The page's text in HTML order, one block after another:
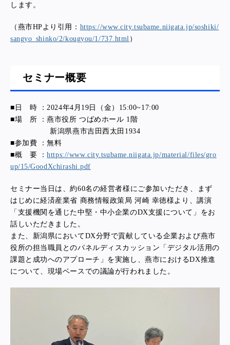
します。
（燕市HPより引用： https://www.city.tsubame.niigata.jp/soshiki/
sangyo_shinko/2/kougyou/1/737.html ）
セミナー概要
■日 時 ：2024年4月19日（金）15:00~17:00
■場 所 ：燕市役所 つばめホール 1階
新潟県燕市吉田西太田1934
■参加費 ：無料
■概 要 ：https://www.city.tsubame.niigata.jp/material/files/gro
up/15/GoodXchirashi.pdf
セミナー当日は、約60名の経営者様にご参加いただき、まず
はじめに経済産業省 商務情報政策局 河崎 幸徳様より、講演
「支援機関を通じた中堅・中小企業のDX支援について」をお
話しいただきました。
また、新潟県においてDX分野で貢献している企業および燕市
役所の担当職員とのパネルディスカッション「デジタル活用の
課題と成功へのアプローチ」を実施し、燕市におけるDX推進
について、現場ベースでの議論が行われました。